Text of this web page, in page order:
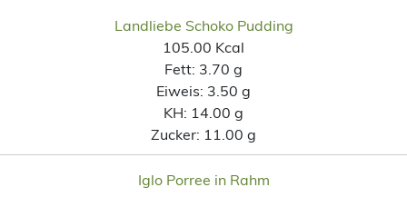
Landliebe Schoko Pudding
105.00 Kcal
Fett: 3.70 g
Eiweis: 3.50 g
KH: 14.00 g
Zucker: 11.00 g
Iglo Porree in Rahm